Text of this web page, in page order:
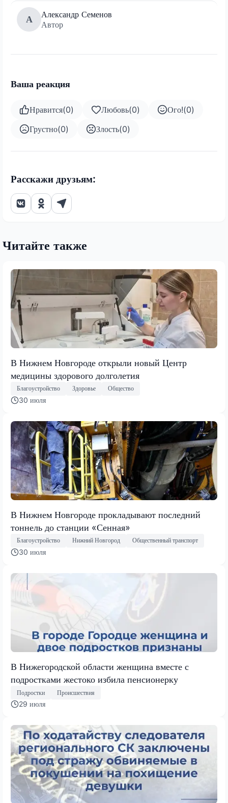
А
Александр Семенов
Автор
Ваша реакция
Нравится(0) Любовь(0) Ого!(0)
Грустно(0) Злость(0)
Расскажи друзьям:
Читайте также
В Нижнем Новгороде открыли новый Центр
медицины здорового долголетия
Благоустройство Здоровье Общество
30 июля
В Нижнем Новгороде прокладывают последний
тоннель до станции «Сенная»
Благоустройство Нижний Новгород Общественный транспорт
30 июля
В Нижегородской области женщина вместе с
подростками жестоко избила пенсионерку
Подростки Происшествия
29 июля